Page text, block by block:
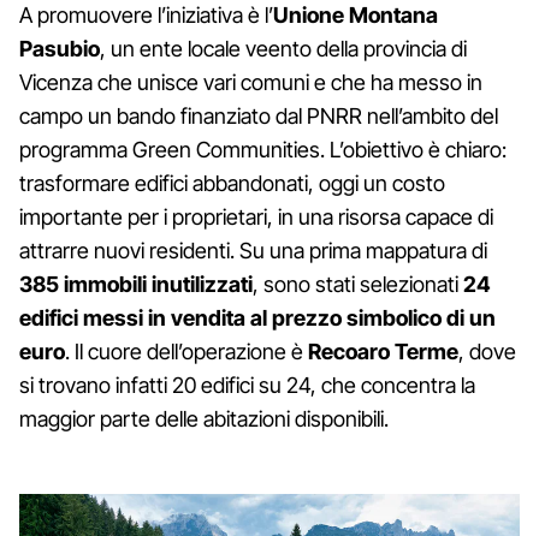
A promuovere l’iniziativa è l’Unione Montana
Pasubio, un ente locale veento della provincia di
Vicenza che unisce vari comuni e che ha messo in
campo un bando finanziato dal PNRR nell’ambito del
programma Green Communities. L’obiettivo è chiaro:
trasformare edifici abbandonati, oggi un costo
importante per i proprietari, in una risorsa capace di
attrarre nuovi residenti. Su una prima mappatura di
385 immobili inutilizzati, sono stati selezionati24
edifici messi in vendita al prezzo simbolico di un
euro. Il cuore dell’operazione èRecoaro Terme, dove
si trovano infatti 20 edifici su 24, che concentra la
maggior parte delle abitazioni disponibili.